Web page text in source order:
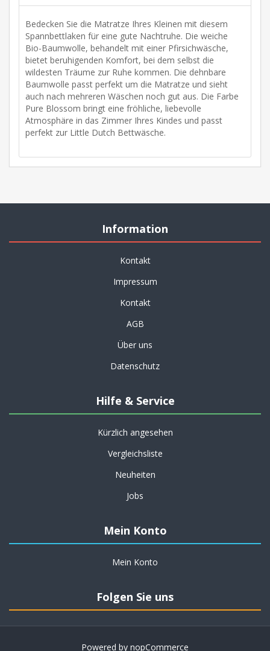
Bedecken Sie die Matratze Ihres Kleinen mit diesem
Spannbettlaken für eine gute Nachtruhe. Die weiche
Bio-Baumwolle, behandelt mit einer Pfirsichwäsche,
bietet beruhigenden Komfort, bei dem selbst die
wildesten Träume zur Ruhe kommen. Die dehnbare
Baumwolle passt perfekt um die Matratze und sieht
auch nach mehreren Wäschen noch gut aus. Die Farbe
Pure Blossom bringt eine fröhliche, liebevolle
Atmosphäre in das Zimmer Ihres Kindes und passt
perfekt zur Little Dutch Bettwäsche.
Information
Kontakt
Impressum
Kontakt
AGB
Über uns
Datenschutz
Hilfe & Service
Kürzlich angesehen
Vergleichsliste
Neuheiten
Jobs
Mein Konto
Mein Konto
Folgen Sie uns
Powered by nopCommerce